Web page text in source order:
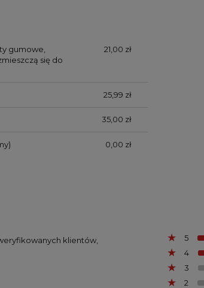
gumowe,
się do
21,00 zł
25,99 zł
35,00 zł
0,00 zł
klientów,
5
4
3
2